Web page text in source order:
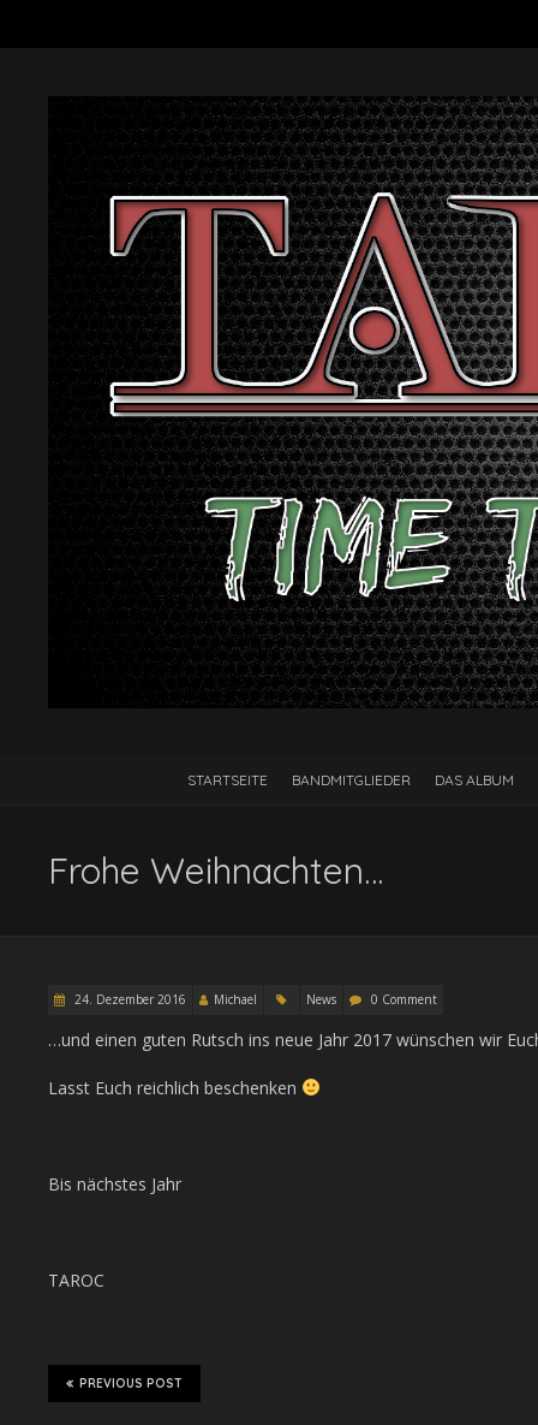
STARTSEITE BANDMITGLIEDER DAS ALBUM
Frohe Weihnachten…
24. Dezember 2016 Michael News 0 Comment
…und einen guten Rutsch ins neue Jahr 2017 wünschen wir
Lasst Euch reichlich beschenken
Bis nächstes Jahr
TAROC
PREVIOUS POST